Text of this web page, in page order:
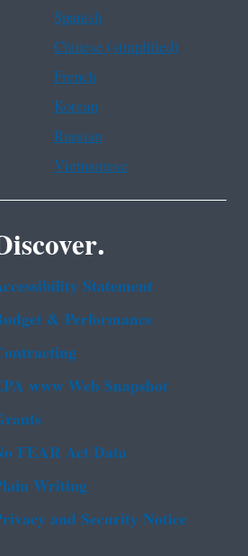
Spanish
Chinese (simplified)
French
Korean
Russian
Vietnamese
Statement
& Performance
www Web Snapshot
FEAR Act Data
Writing
and Security Notice